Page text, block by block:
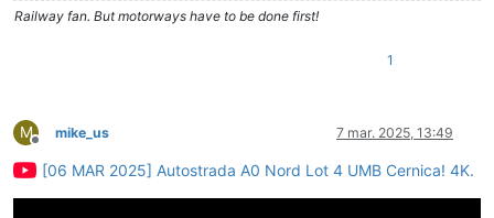
Railway fan. But motorways have to be done first!
1
M
Deconectat
mike_us 7 mar. 2025, 13:49
[06 MAR 2025] Autostrada A0 Nord Lot 4 UMB Cernica! 4K.